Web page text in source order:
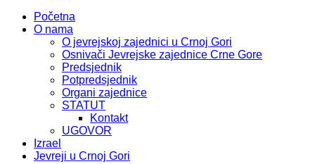
Početna
O nama
O jevrejskoj zajednici u Crnoj Gori
Osnivači Jevrejske zajednice Crne Gore
Predsjednik
Potpredsjednik
Organi zajednice
STATUT
Kontakt
UGOVOR
Izrael
Jevreji u Crnoj Gori